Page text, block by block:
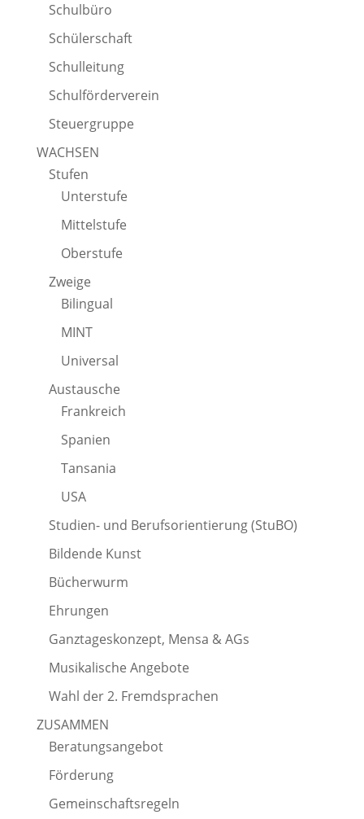
Schulbüro
Schülerschaft
Schulleitung
Schulförderverein
Steuergruppe
WACHSEN
Stufen
Unterstufe
Mittelstufe
Oberstufe
Zweige
Bilingual
MINT
Universal
Austausche
Frankreich
Spanien
Tansania
USA
Studien- und Berufsorientierung (StuBO)
Bildende Kunst
Bücherwurm
Ehrungen
Ganztageskonzept, Mensa & AGs
Musikalische Angebote
Wahl der 2. Fremdsprachen
ZUSAMMEN
Beratungsangebot
Förderung
Gemeinschaftsregeln